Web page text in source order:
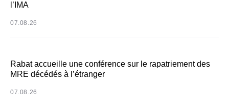
l’IMA
07.08.26
Rabat accueille une conférence sur le rapatriement des
MRE décédés à l’étranger
07.08.26